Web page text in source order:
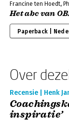
Francine ten Hoedt,
Het abc van
Paperback |
Over
Recensie | Henk
inspiratie’